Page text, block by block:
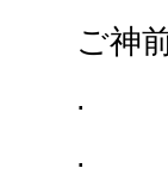
ご神
.
.